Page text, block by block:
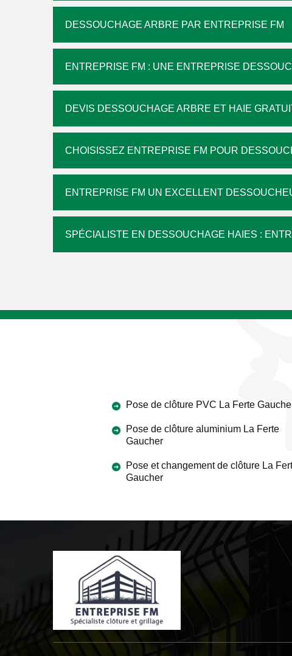
DESSOUCHAGE ARBRE PAR ENTREPRISE FM
ENTREPRISE FM : UNE ENTREPRISE
DEVIS DESSOUCHAGE ARBRE ET HAIE
CHOISISSEZ ENTREPRISE FM POUR
ENTREPRISE FM UN EXCELLENT
SPÉCIALISTE EN DESSOUCHAGE HAIES :
Pose de clôture PVC La Ferte
Pose de clôture aluminium La Ferte
Gaucher
Pose et changement de clôture La
Gaucher